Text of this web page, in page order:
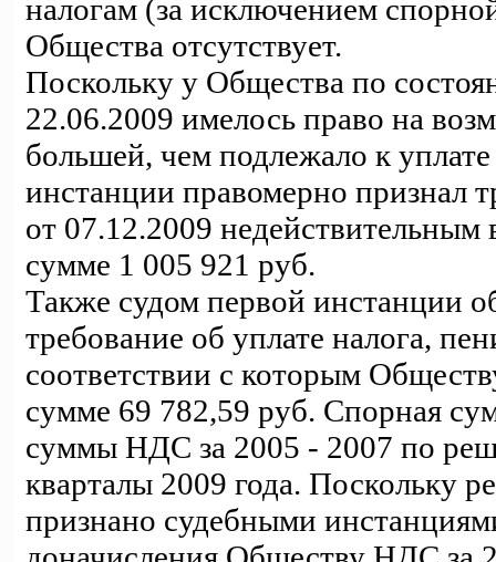
налогам (за исключением
Общества отсутствует.
Поскольку у Общества по
22.06.2009 имелось право на
большей, чем подлежало к уплате
инстанции правомерно признал
от 07.12.2009
сумме 1 005 921 руб.
Также судом первой инстанции
требование об уплате налога,
соответствии с которым
сумме 69 782,59 руб. Спорная
суммы НДС за 2005 - 2007 по
кварталы 2009 года. Поскольку
признано судебными